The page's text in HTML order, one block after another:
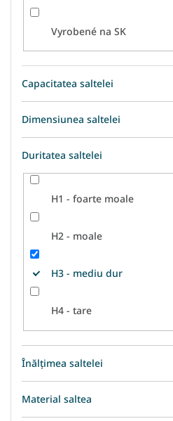
Vyrobené na SK
Capacitatea saltelei
Dimensiunea saltelei
Duritatea saltelei
H1 - foarte moale
H2 - moale
H3 - mediu dur
H4 - tare
Înălțimea saltelei
Material saltea